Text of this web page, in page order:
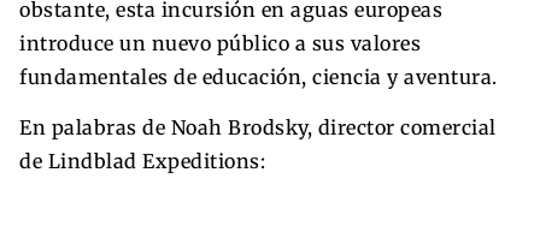
obstante, esta incursión en aguas europeas
introduce un nuevo público a sus valores
fundamentales de educación, ciencia y aventura.
En palabras de Noah Brodsky, director comercial
de Lindblad Expeditions: